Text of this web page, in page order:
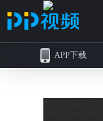
APP下载